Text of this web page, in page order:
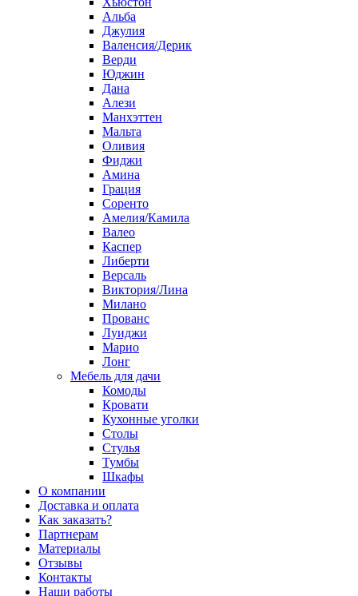
Альба
Джулия
Валенсия/Дерик
Верди
Юджин
Дана
Алези
Манхэттен
Мальта
Оливия
Фиджи
Амина
Грация
Соренто
Амелия/Камила
Валео
Каспер
Либерти
Версаль
Виктория/Лина
Милано
Прованс
Луиджи
Марио
Лонг
Мебель для дачи
Комоды
Кровати
Кухонные уголки
Столы
Стулья
Тумбы
Шкафы
О компании
Доставка и оплата
Как заказать?
Партнерам
Материалы
Отзывы
Контакты
Наши работы